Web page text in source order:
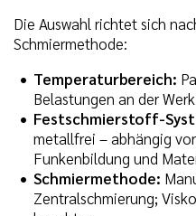
Die Auswahl richtet sich
Schmiermethode:
Temperaturbereich:
Belastungen an der
Festschmierstoff-
metallfrei – abhängig
Funkenbildung und
Schmiermethode:
Zentralschmierung;